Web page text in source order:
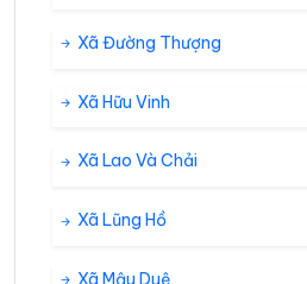
Xã Đường Thượng
Xã Hữu Vinh
Xã Lao Và Chải
Xã Lũng Hồ
Xã Mậu Duệ